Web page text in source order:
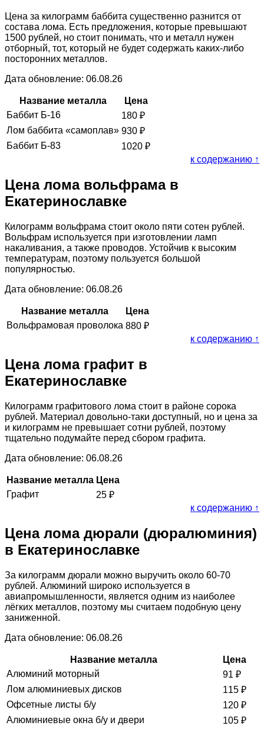
Цена за килограмм баббита существенно разнится от
состава лома. Есть предложения, которые превышают
1500 рублей, но стоит понимать, что и металл нужен
отборный, тот, который не будет содержать каких-либо
посторонних металлов.
Дата обновление: 06.08.26
Название металла
Цена
Баббит Б-16
180 ₽
Лом баббита «самоплав» 930 ₽
Баббит Б-83
1020 ₽
к содержанию ↑
Цена лома вольфрама в
Екатеринославке
Килограмм вольфрама стоит около пяти сотен рублей.
Вольфрам используется при изготовлении ламп
накаливания, а также проводов. Устойчив к высоким
температурам, поэтому пользуется большой
популярностью.
Дата обновление: 06.08.26
Название металла
Цена
Вольфрамовая проволока 880 ₽
к содержанию ↑
Цена лома графит в
Екатеринославке
Килограмм графитового лома стоит в районе сорока
рублей. Материал довольно-таки доступный, но и цена за
и килограмм не превышает сотни рублей, поэтому
тщательно подумайте перед сбором графита.
Дата обновление: 06.08.26
Название металла Цена
Графит
25 ₽
к содержанию ↑
Цена лома дюрали (дюралюминия)
в Екатеринославке
За килограмм дюрали можно выручить около 60-70
рублей. Алюминий широко используется в
авиапромышленности, является одним из наиболее
лёгких металлов, поэтому мы считаем подобную цену
заниженной.
Дата обновление: 06.08.26
Название металла
Цена
Алюминий моторный
91 ₽
Лом алюминиевых дисков
115 ₽
Офсетные листы б/у
120 ₽
Алюминиевые окна б/у и двери
105 ₽